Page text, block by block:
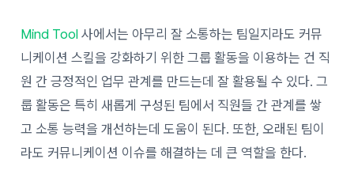
Mind Tool사에서는 아무리 잘 소통하는 팀일지라도 커뮤
니케이션 스킬을 강화하기 위한 그룹 활동을 이용하는 건 직
원 간 긍정적인 업무 관계를 만드는데 잘 활용될 수 있다. 그
룹 활동은 특히 새롭게 구성된 팀에서 직원들 간 관계를 쌓
고 소통 능력을 개선하는데 도움이 된다. 또한, 오래된 팀이
라도 커뮤니케이션 이슈를 해결하는 데 큰 역할을 한다.